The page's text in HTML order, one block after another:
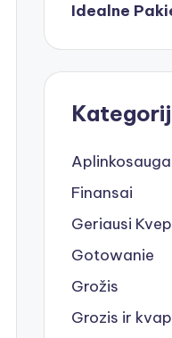
Idealne
Aplinkosauga
Finansai
Geriausi
Gotowanie
Grožis
Grozis ir